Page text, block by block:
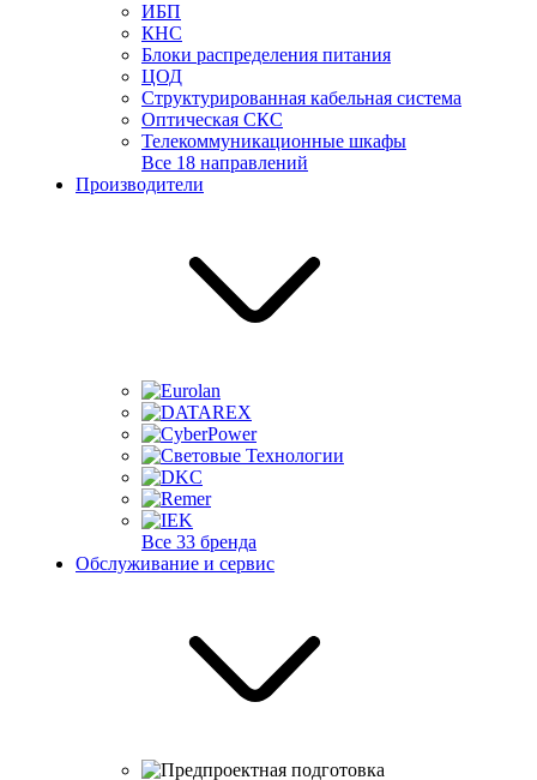
ИБП
КНС
Блоки распределения питания
ЦОД
Структурированная кабельная система
Оптическая СКС
Телекоммуникационные шкафы
Все 18 направлений
Производители
Все 33 бренда
Обслуживание и сервис